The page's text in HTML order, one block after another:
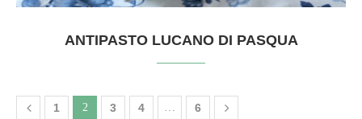
ANTIPASTO LUCANO DI PASQUA
1 2 3 4 6